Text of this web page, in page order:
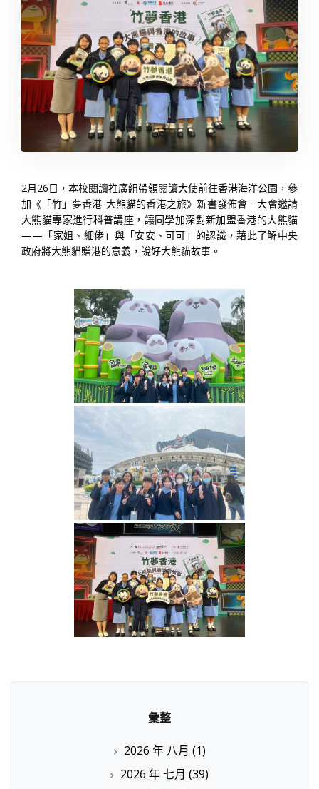
2月26日，本校閱讀推廣組帶領閱讀大使前往香港海洋公園，參
加《「竹」夢香港-大熊貓的香港之旅》新書發佈會。大會邀請
大熊貓專家進行科普講座，讓同學加深對新加盟香港的大熊貓
——「家姐、細佬」與「安安、可可」的認識，藉此了解中央
政府將大熊貓贈港的意義，說好大熊貓故事。
彙整
2026 年 八月 (1)
2026 年 七月 (39)